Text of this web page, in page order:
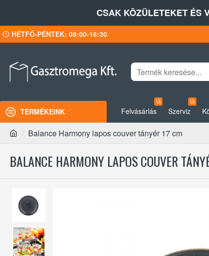
CSAK KÖZÜLETEKET ÉS
HÉTFŐ-PÉNTEK: 08:00-16:30
TERMÉKEINK Felvásárlás
Új
Szerviz
Új
Balance Harmony lapos couver tányér 17 cm
BALANCE HARMONY LAPOS COUVER